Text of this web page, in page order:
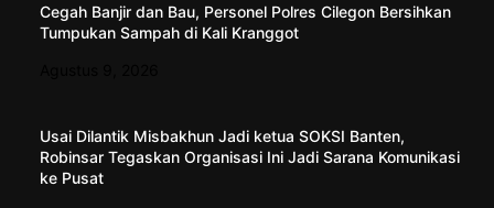
Cegah Banjir dan Bau, Personel Polres Cilegon Bersihkan
Tumpukan Sampah di Kali Kranggot
Usai Dilantik Misbakhun Jadi ketua SOKSI Banten,
Robinsar Tegaskan Organisasi Ini Jadi Sarana Komunikasi
ke Pusat